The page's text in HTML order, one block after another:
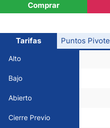
Comprar
Tarifas
Alto
Bajo
Abierto
Cierre Previo
Puntos Pivote